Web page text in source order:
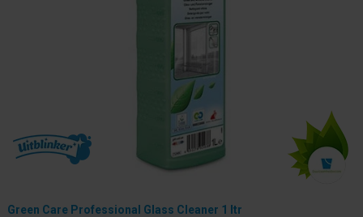
Green Care Professional Glass Cleaner 1 ltr